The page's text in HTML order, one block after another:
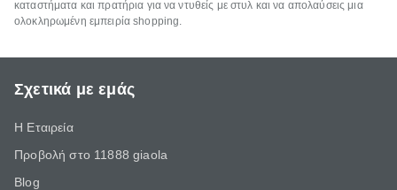
καταστήματα και πρατήρια για να ντυθείς με στυλ και να απολαύσεις μια
ολοκληρωμένη εμπειρία shopping.
Σχετικά με εμάς
Η Εταιρεία
Προβολή στο 11888 giaola
Blog